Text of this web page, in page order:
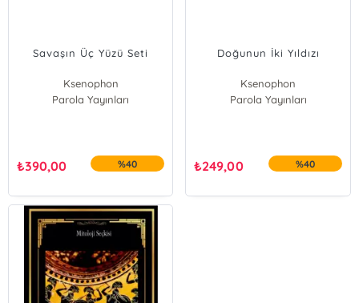
Savaşın Üç Yüzü Seti
Ksenophon
Parola Yayınları
₺390,00 %40
Doğunun İki Yıldızı
Ksenophon
Parola Yayınları
₺249,00 %40